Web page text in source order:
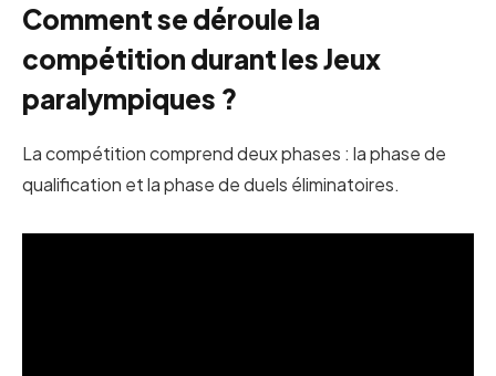
Comment se déroule la
compétition durant les Jeux
paralympiques ?
La compétition comprend deux phases : la phase de
qualification et la phase de duels éliminatoires.